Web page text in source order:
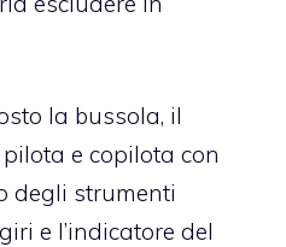
la bussola, il
e copilota con
degli strumenti
e l’indicatore del